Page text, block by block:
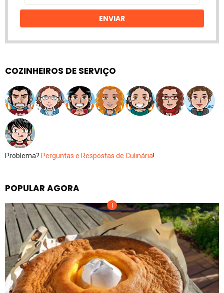
email
ENVIAR
COZINHEIROS DE SERVIÇO
Problema? Perguntas e Respostas de Culinária!
POPULAR AGORA